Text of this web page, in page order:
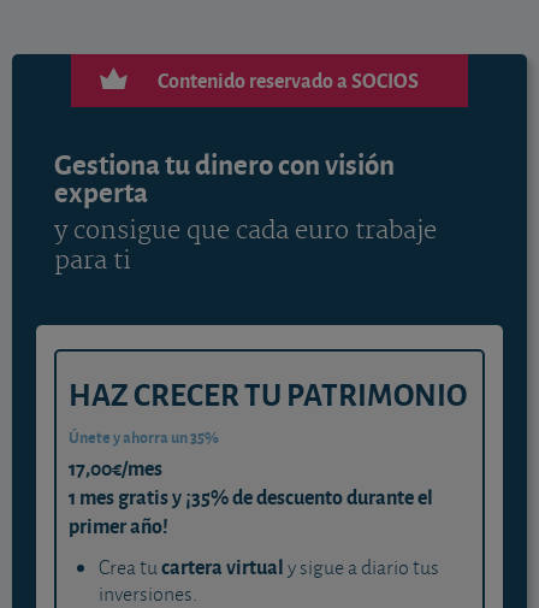
Contenido reservado a SOCIOS
Gestiona tu dinero con visión
experta
y consigue que cada euro trabaje
para ti
HAZ CRECER TU PATRIMONIO
Únete y ahorra un 35%
17,00€/mes
1 mes gratis y ¡35% de descuento durante el
primer año!
Crea tucartera virtualy sigue a diario tus
inversiones.